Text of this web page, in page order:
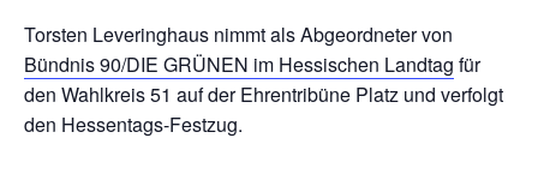
Torsten Leveringhaus nimmt als Abgeordneter von
Bündnis 90/DIE GRÜNEN im Hessischen Landtag für
den Wahlkreis 51 auf der Ehrentribüne Platz und verfolgt
den Hessentags-Festzug.